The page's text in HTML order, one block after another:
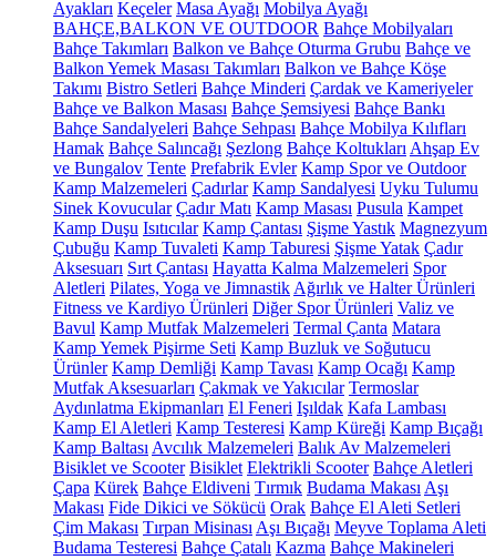
Ayakları Keçeler Masa Ayağı Mobilya Ayağı
BAHÇE,BALKON VE OUTDOOR Bahçe Mobilyaları
Bahçe Takımları Balkon ve Bahçe Oturma Grubu Bahçe ve
Balkon Yemek Masası Takımları Balkon ve Bahçe Köşe
Takımı Bistro Setleri Bahçe Minderi Çardak ve Kameriyeler
Bahçe ve Balkon Masası Bahçe Şemsiyesi Bahçe Bankı
Bahçe Sandalyeleri Bahçe Sehpası Bahçe Mobilya Kılıfları
Hamak Bahçe Salıncağı Şezlong Bahçe Koltukları Ahşap Ev
ve Bungalov Tente Prefabrik Evler Kamp Spor ve Outdoor
Kamp Malzemeleri Çadırlar Kamp Sandalyesi Uyku Tulumu
Sinek Kovucular Çadır Matı Kamp Masası Pusula Kampet
Kamp Duşu Isıtıcılar Kamp Çantası Şişme Yastık Magnezyum
Çubuğu Kamp Tuvaleti Kamp Taburesi Şişme Yatak Çadır
Aksesuarı Sırt Çantası Hayatta Kalma Malzemeleri Spor
Aletleri Pilates, Yoga ve Jimnastik Ağırlık ve Halter Ürünleri
Fitness ve Kardiyo Ürünleri Diğer Spor Ürünleri Valiz ve
Bavul Kamp Mutfak Malzemeleri Termal Çanta Matara
Kamp Yemek Pişirme Seti Kamp Buzluk ve Soğutucu
Ürünler Kamp Demliği Kamp Tavası Kamp Ocağı Kamp
Mutfak Aksesuarları Çakmak ve Yakıcılar Termoslar
Aydınlatma Ekipmanları El Feneri Işıldak Kafa Lambası
Kamp El Aletleri Kamp Testeresi Kamp Küreği Kamp Bıçağı
Kamp Baltası Avcılık Malzemeleri Balık Av Malzemeleri
Bisiklet ve Scooter Bisiklet Elektrikli Scooter Bahçe Aletleri
Çapa Kürek Bahçe Eldiveni Tırmık Budama Makası Aşı
Makası Fide Dikici ve Sökücü Orak Bahçe El Aleti Setleri
Çim Makası Tırpan Misinası Aşı Bıçağı Meyve Toplama Aleti
Budama Testeresi Bahçe Çatalı Kazma Bahçe Makineleri